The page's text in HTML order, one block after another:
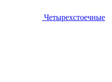
Четырехстоечные